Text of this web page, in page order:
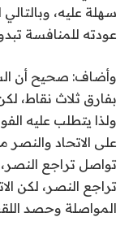
سهلة عليه،
عودته للمنافسة
وأضاف: صحيح أن
ولذا يتطلب عليه
على الاتحاد
تواصل تراجع
تراجع النصر، لكن
المواصلة وحصد